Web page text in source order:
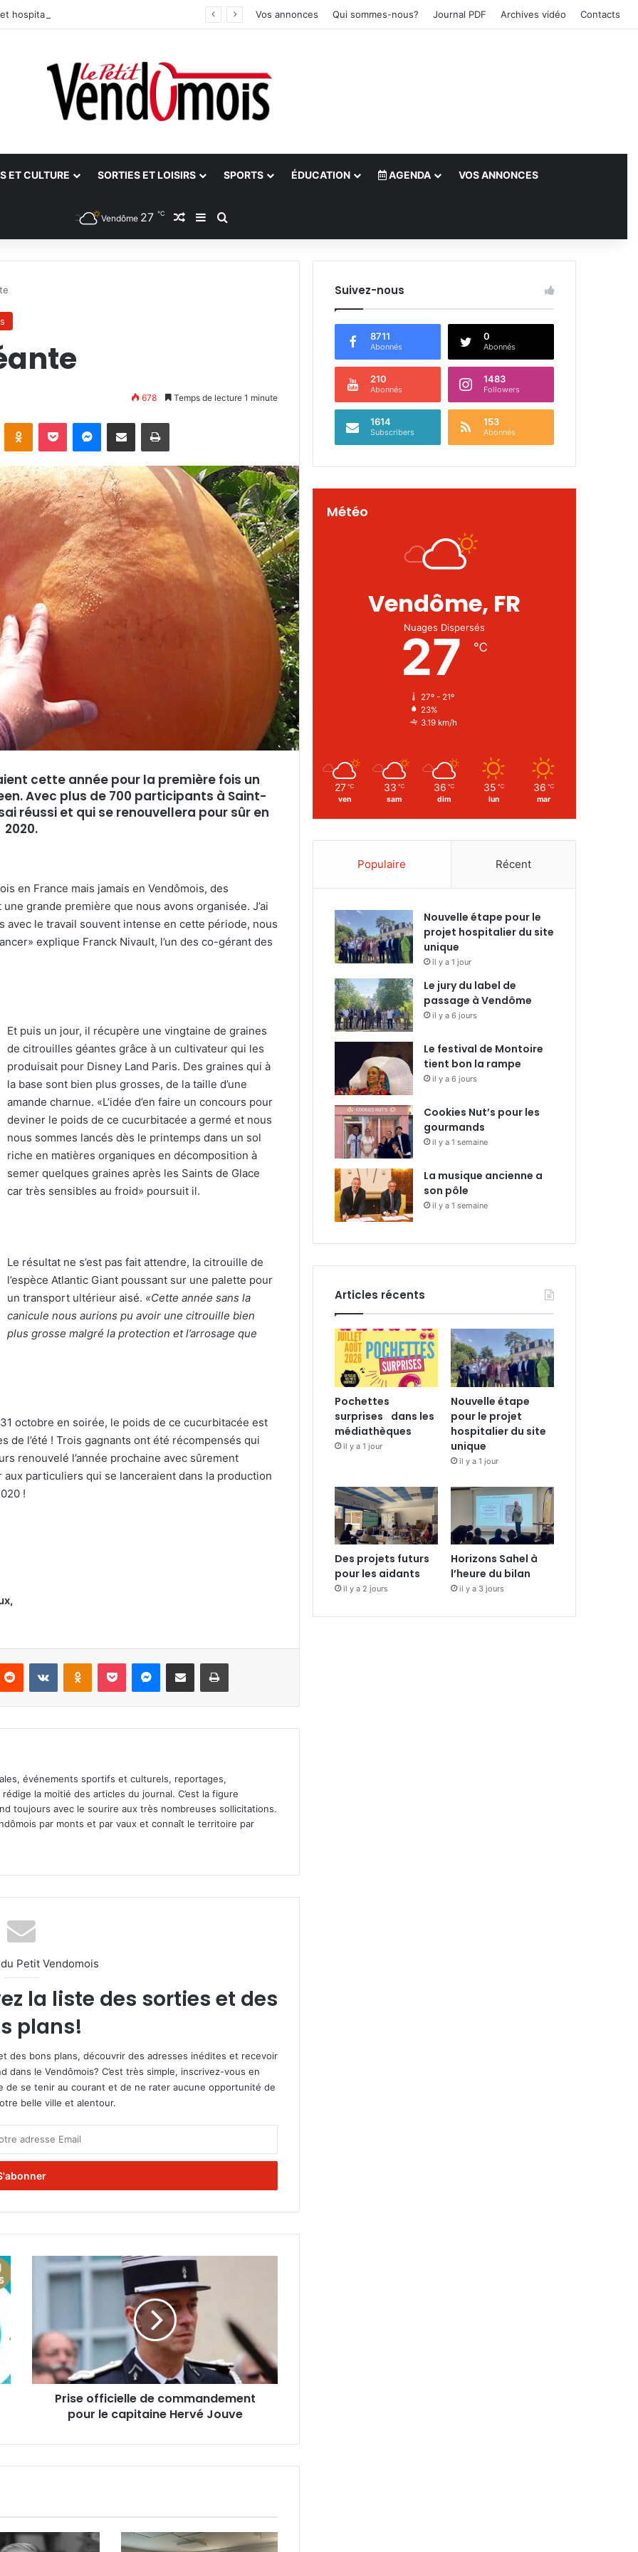
hospitalier du site unique Vos annonces Qui sommes-nous? Journal PDF Archives vidéo Contacts
ET CULTURE SORTIES ET LOISIRS SPORTS ÉDUCATION AGENDA VOS ANNONCES
Vendôme 27 ℃ Article Aléatoire
Sidebar (barre latérale)
Rechercher
678 Temps de lecture 1 minute
cette année pour la première fois un
Avec plus de 700 participants à Saint-
réussi et qui se renouvellera pour sûr en
2020.
en France mais jamais en Vendômois, des
grande première que nous avons organisée. J’ai
le travail souvent intense en cette période, nous
explique Franck Nivault, l’un des co-gérant des
Et puis un jour, il récupère une vingtaine de graines
de citrouilles géantes grâce à un cultivateur qui les
produisait pour Disney Land Paris. Des graines qui à
la base sont bien plus grosses, de la taille d’une
amande charnue. «L’idée d’en faire un concours pour
deviner le poids de ce cucurbitacée a germé et nous
nous sommes lancés dès le printemps dans un sol
riche en matières organiques en décomposition à
semer quelques graines après les Saints de Glace
car très sensibles au froid» poursuit il.
Le résultat ne s’est pas fait attendre, la citrouille de
l’espèce Atlantic Giant poussant sur une palette pour
un transport ultérieur aisé. «Cette année sans la
canicule nous aurions pu avoir une citrouille bien
plus grosse malgré la protection et l’arrosage que
octobre en soirée, le poids de ce cucurbitacée est
de l’été ! Trois gagnants ont été récompensés qui
renouvelé l’année prochaine avec sûrement
particuliers qui se lanceraient dans la production
!
événements sportifs et culturels, reportages,
la moitié des articles du journal. C’est la figure
toujours avec le sourire aux très nombreuses sollicitations.
par monts et par vaux et connaît le territoire par
Petit Vendomois
la liste des sorties et des
plans!
des bons plans, découvrir des adresses inédites et recevoir
le Vendômois? C’est très simple, inscrivez-vous en
de se tenir au courant et de ne rater aucune opportunité de
belle ville et alentour.
o
f
f
i
l
c
o
m
Prise officielle de commandement
pour le capitaine Hervé Jouve
Suivez-nous
8711
Abonnés
0
Abonnés
210
Abonnés
1483
Followers
1614
Subscribers
153
Abonnés
Météo
Vendôme, FR
Nuages Dispersés
27 ℃
27º - 21º
23%
3.19 km/h
27 ℃
ven
33 ℃
sam
36 ℃
dim
35 ℃
lun
36 ℃
mar
Populaire Récent
Nouvelle étape pour le
projet hospitalier du site
unique
il y a 1 jour
Le jury du label de
passage à Vendôme
il y a 6 jours
Le festival de Montoire
tient bon la rampe
il y a 6 jours
Cookies Nut’s pour les
gourmands
il y a 1 semaine
La musique ancienne a
son pôle
il y a 1 semaine
Articles récents
Pochettes
surprises dans les
médiathèques
il y a 1 jour
Nouvelle étape
pour le projet
hospitalier du site
unique
il y a 1 jour
Des projets futurs
pour les aidants
il y a 2 jours
Horizons Sahel à
l’heure du bilan
il y a 3 jours